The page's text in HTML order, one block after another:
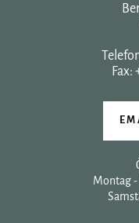
Fax:
Montag -